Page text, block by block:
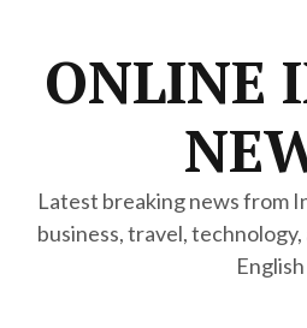
ONLINE
Latest breaking news from
business, travel,
English